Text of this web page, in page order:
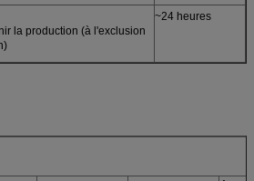
la production (à l'exclusion
~24 heures